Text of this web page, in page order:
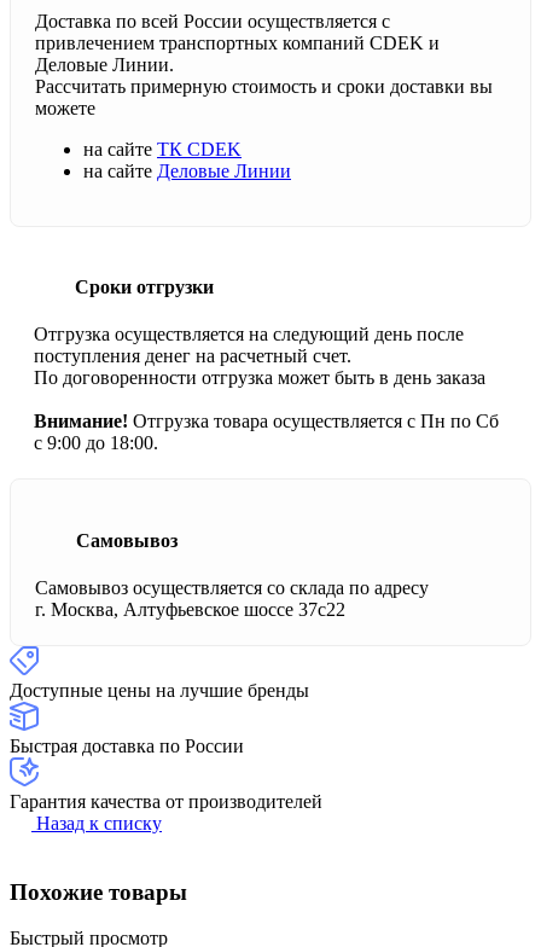
Доставка по всей России осуществляется с
привлечением транспортных компаний CDEK и
Деловые Линии.
Рассчитать примерную стоимость и сроки доставки вы
можете
на сайте ТК CDEK
на сайте Деловые Линии
Сроки отгрузки
Отгрузка осуществляется на следующий день после
поступления денег на расчетный счет.
По договоренности отгрузка может быть в день заказа
Внимание! Отгрузка товара осуществляется с Пн по Сб
с 9:00 до 18:00.
Самовывоз
Самовывоз осуществляется со склада по адресу
г. Москва, Алтуфьевское шоссе 37с22
Доступные цены на лучшие бренды
Быстрая доставка по России
Гарантия качества от производителей
Назад к списку
Похожие товары
Быстрый просмотр